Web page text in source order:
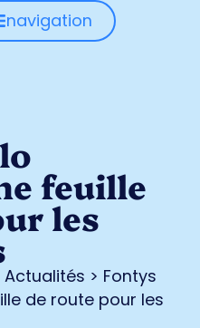
navigation
feuille
les
Actualités > Fontys
de route pour les